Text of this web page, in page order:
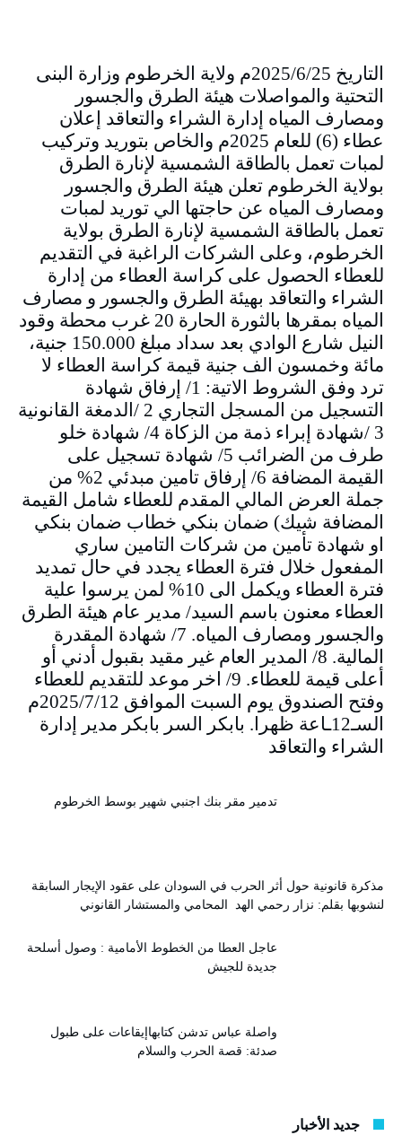
التاريخ 2025/6/25م ولاية الخرطوم وزارة البنى
التحتية والمواصلات هيئة الطرق والجسور
ومصارف المياه إدارة الشراء والتعاقد إعلان
عطاء (6) للعام 2025م والخاص بتوريد وتركيب
لمبات تعمل بالطاقة الشمسية لإنارة الطرق
بولاية الخرطوم تعلن هيئة الطرق والجسور
ومصارف المياه عن حاجتها الي توريد لمبات
تعمل بالطاقة الشمسية لإنارة الطرق بولاية
الخرطوم، وعلى الشركات الراغبة في التقديم
للعطاء الحصول على كراسة العطاء من إدارة
الشراء والتعاقد بهيئة الطرق والجسور و مصارف
المياه بمقرها بالثورة الحارة 20 غرب محطة وقود
النيل شارع الوادي بعد سداد مبلغ 150.000 جنية،
مائة وخمسون الف جنية قيمة كراسة العطاء لا
ترد وفق الشروط الاتية: 1/ إرفاق شهادة
التسجيل من المسجل التجاري 2 /الدمغة القانونية
3 /شهادة إبراء ذمة من الزكاة 4/ شهادة خلو
طرف من الضرائب 5/ شهادة تسجيل على
القيمة المضافة 6/ إرفاق تامين مبدئي 2% من
جملة العرض المالي المقدم للعطاء شامل القيمة
المضافة شيك) ضمان بنكي خطاب ضمان بنكي
او شهادة تأمين من شركات التامين ساري
المفعول خلال فترة العطاء يجدد في حال تمديد
فترة العطاء ويكمل الى 10% لمن يرسوا علية
العطاء معنون باسم السيد/ مدير عام هيئة الطرق
والجسور ومصارف المياه. 7/ شهادة المقدرة
المالية. 8/ المدير العام غير مقيد بقبول أدني أو
أعلى قيمة للعطاء. 9/ اخر موعد للتقديم للعطاء
وفتح الصندوق يوم السبت الموافق 2025/7/12م
السـ12ـاعة ظهرا. بابكر السر بابكر مدير إدارة
الشراء والتعاقد
تدمير مقر بنك اجنبي شهير بوسط الخرطوم
مذكرة قانونية حول أثر الحرب في السودان على عقود الإيجار السابقة
لنشوبها بقلم: نزار رحمي الهد المحامي والمستشار القانوني
عاجل العطا من الخطوط الأمامية : وصول أسلحة
جديدة للجيش
واصلة عباس تدشن كتابهاإيقاعات على طبول
صدئة: قصة الحرب والسلام
جديد الأخبار